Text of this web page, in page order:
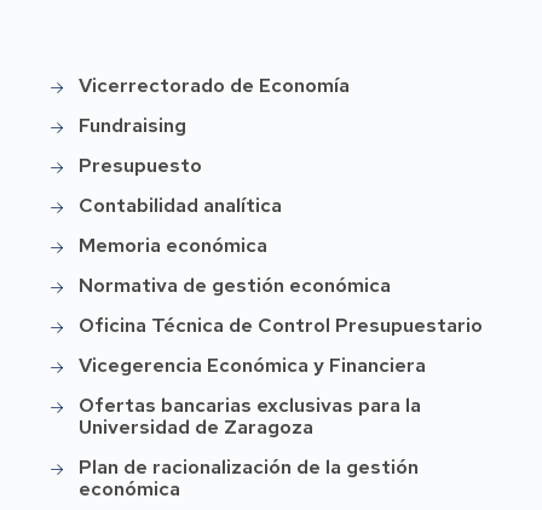
vr-
economia
Vicerrectorado de Economía
Fundraising
Presupuesto
Contabilidad analítica
Memoria económica
Normativa de gestión económica
Oficina Técnica de Control Presupuestario
Vicegerencia Económica y Financiera
Ofertas bancarias exclusivas para la
Universidad de Zaragoza
Plan de racionalización de la gestión
económica